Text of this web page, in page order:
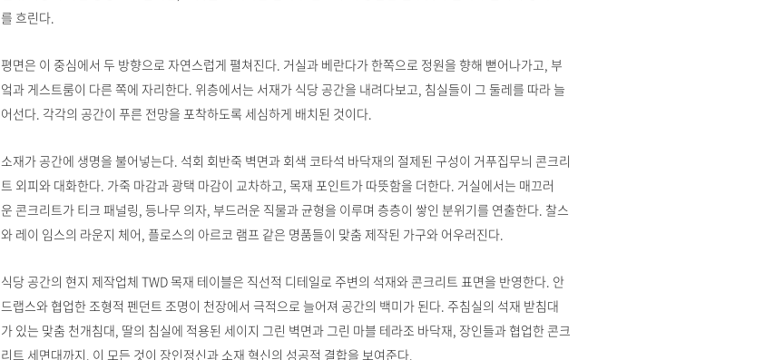
를 흐린다.
평면은 이 중심에서 두 방향으로 자연스럽게 펼쳐진다. 거실과 베란다가 한쪽으로 정원을 향해 뻗어나가고, 부
엌과 게스트룸이 다른 쪽에 자리한다. 위층에서는 서재가 식당 공간을 내려다보고, 침실들이 그 둘레를 따라 늘
어선다. 각각의 공간이 푸른 전망을 포착하도록 세심하게 배치된 것이다.
소재가 공간에 생명을 불어넣는다. 석회 회반죽 벽면과 회색 코타석 바닥재의 절제된 구성이 거푸집무늬 콘크리
트 외피와 대화한다. 가죽 마감과 광택 마감이 교차하고, 목재 포인트가 따뜻함을 더한다. 거실에서는 매끄러
운 콘크리트가 티크 패널링, 등나무 의자, 부드러운 직물과 균형을 이루며 층층이 쌓인 분위기를 연출한다. 찰스
와 레이 임스의 라운지 체어, 플로스의 아르코 램프 같은 명품들이 맞춤 제작된 가구와 어우러진다.
식당 공간의 현지 제작업체 TWD 목재 테이블은 직선적 디테일로 주변의 석재와 콘크리트 표면을 반영한다. 안
드랩스와 협업한 조형적 펜던트 조명이 천장에서 극적으로 늘어져 공간의 백미가 된다. 주침실의 석재 받침대
가 있는 맞춤 천개침대, 딸의 침실에 적용된 세이지 그린 벽면과 그린 마블 테라조 바닥재, 장인들과 협업한 콘크
리트 세면대까지. 이 모든 것이 장인정신과 소재 혁신의 성공적 결합을 보여준다.